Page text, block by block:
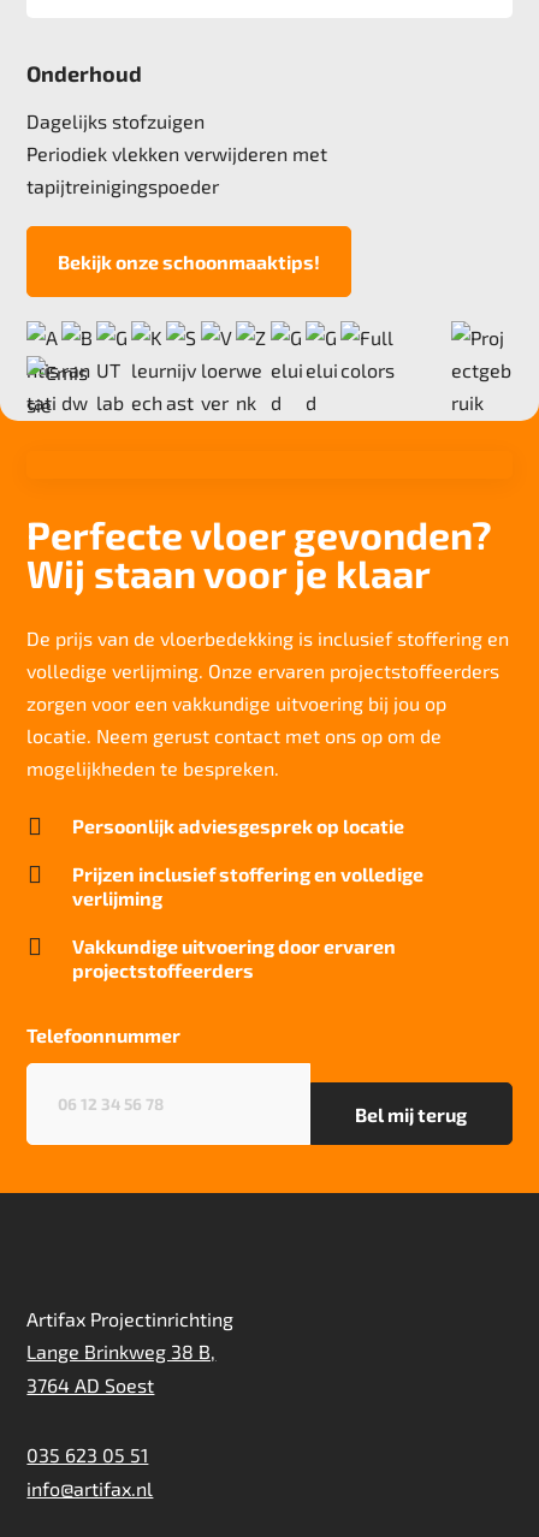
Pool
Poolgewicht
550 gr/m2
2,5 mm
Totale hoogte
5,4 mm
Anti statisch
ja, , 2kv
Deling
Totaal gwicht
3.914 gr/m2
>6
Slijtvastheid NF EN 1307
klasse 33 LC 1+ Rolstoel A
Geluidsisolatie
23 dB
Cfl-S1
Kwaliteitslabel GUT
OC5650AF
Particulier gebruik
zwaar
zwaar
Onderhoud
Dagelijks stofzuigen
Periodiek vlekken verwijderen met
tapijtreinigingspoeder
Bekijk onze schoonmaaktips!
Perfecte vloer gevonden?
Wij staan voor je klaar
De prijs van de vloerbedekking is inclusief stoffering en
volledige verlijming. Onze ervaren projectstoffeerders
zorgen voor een vakkundige uitvoering bij jou op
locatie. Neem gerust contact met ons op om de
mogelijkheden te bespreken.
 Persoonlijk adviesgesprek op locatie

Prijzen inclusief stoffering en volledige
verlijming

Vakkundige uitvoering door ervaren
projectstoffeerders
Telefoonnummer
Artifax Projectinrichting
Lange Brinkweg 38 B,
3764 AD Soest
035 623 05 51
info@artifax.nl